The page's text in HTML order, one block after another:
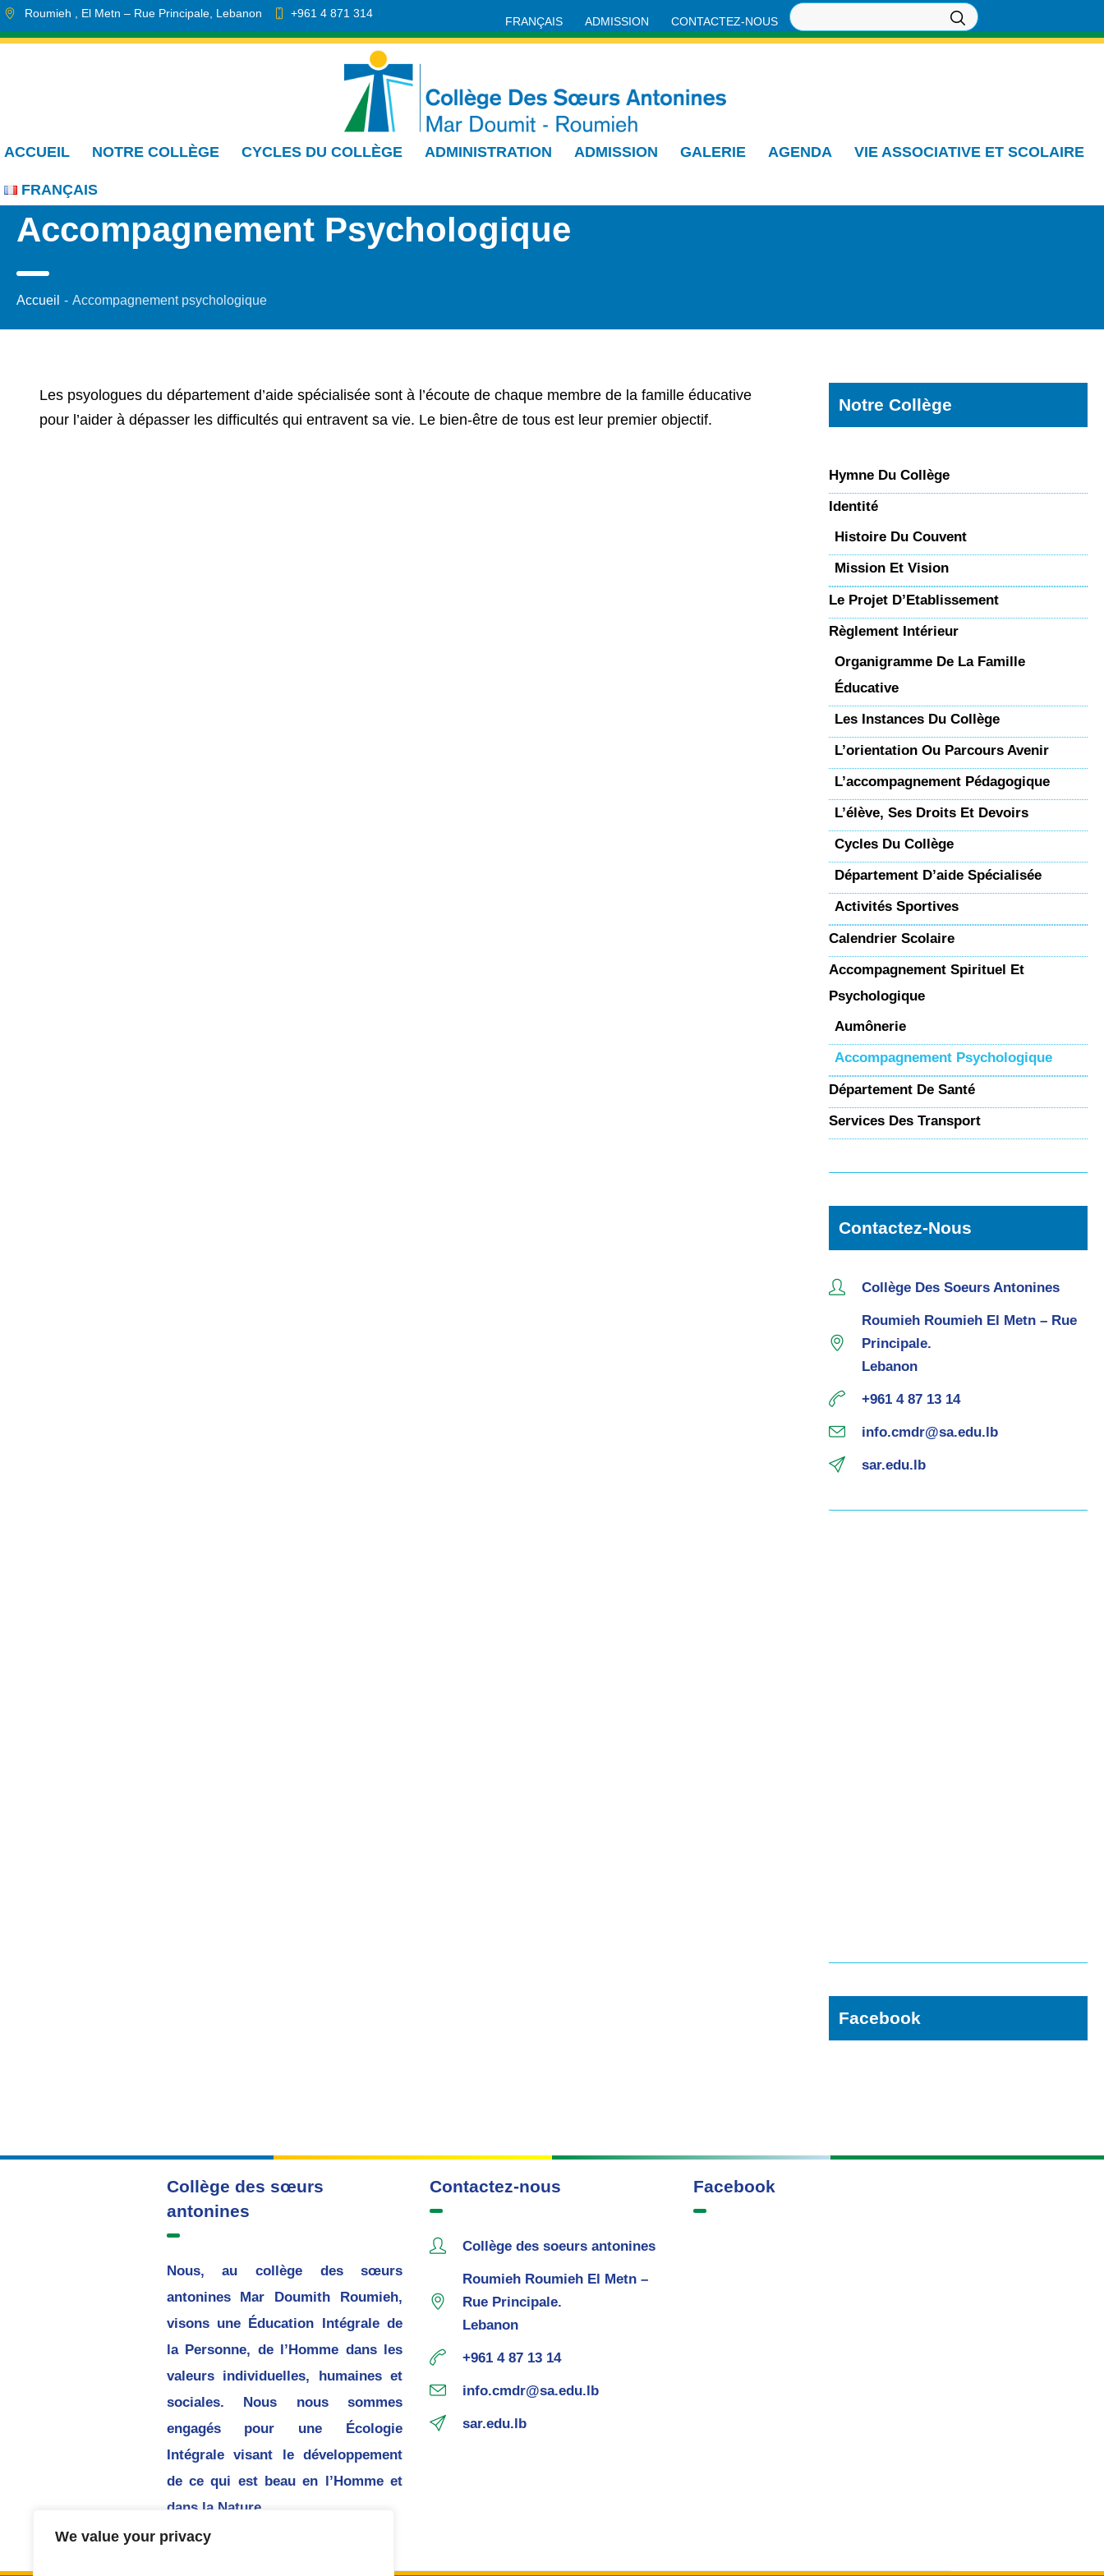
We value your privacy
FRANÇAIS ADMISSION CONTACTEZ-NOUS
Roumieh , El Metn – Rue Principale Lebanon
+961 4 871 314
info.cmdr@sa.edu.lb
ACCUEIL NOTRE COLLÈGE CYCLES DU COLLÈGE ADMINISTRATION ADMISSION GALERIE AGENDA VIE ASSOCIATIVE ET SCOLAIRE
FRANÇAIS
Accompagnement Psychologique
Accueil - Accompagnement psychologique
Les psyologues du département d’aide spécialisée sont à l’écoute de chaque membre de la famille éducative
pour l’aider à dépasser les difficultés qui entravent sa vie. Le bien-être de tous est leur premier objectif.
Notre Collège
Hymne Du Collège
Identité
Histoire Du Couvent
Mission Et Vision
Le Projet D’Etablissement
Règlement Intérieur
Organigramme De La Famille
Éducative
Les Instances Du Collège
L’orientation Ou Parcours Avenir
L’accompagnement Pédagogique
L’élève, Ses Droits Et Devoirs
Cycles Du Collège
Département D’aide Spécialisée
Activités Sportives
Calendrier Scolaire
Accompagnement Spirituel Et
Psychologique
Aumônerie
Accompagnement Psychologique
Département De Santé
Services Des Transport
Contactez-Nous
Collège Des Soeurs Antonines
Roumieh Roumieh El Metn – Rue
Principale.
Lebanon
+961 4 87 13 14
info.cmdr@sa.edu.lb
sar.edu.lb
Facebook
Collège des sœurs
antonines
Nous, au collège des sœurs
antonines Mar Doumith Roumieh,
visons une Éducation Intégrale de
la Personne, de l’Homme dans les
valeurs individuelles, humaines et
sociales. Nous nous sommes
engagés pour une Écologie
Intégrale visant le développement
de ce qui est beau en l’Homme et
dans la Nature.
Contactez-nous
Collège des soeurs antonines
Roumieh Roumieh El Metn –
Rue Principale.
Lebanon
+961 4 87 13 14
info.cmdr@sa.edu.lb
sar.edu.lb
Facebook